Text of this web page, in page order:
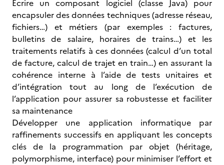
Écrire un composant logiciel (classe Java) pour
encapsuler des données techniques (adresse réseau,
fichiers…) et métiers (par exemples : factures,
bulletins de salaire, horaires de trains…) et les
traitements relatifs à ces données (calcul d’un total
de facture, calcul de trajet en train…) en assurant la
cohérence interne à l’aide de tests unitaires et
d’intégration tout au long de l’exécution de
l’application pour assurer sa robustesse et faciliter
sa maintenance
Développer une application informatique par
raffinements successifs en appliquant les concepts
clés de la programmation par objet (héritage,
polymorphisme, interface) pour minimiser l’effort et